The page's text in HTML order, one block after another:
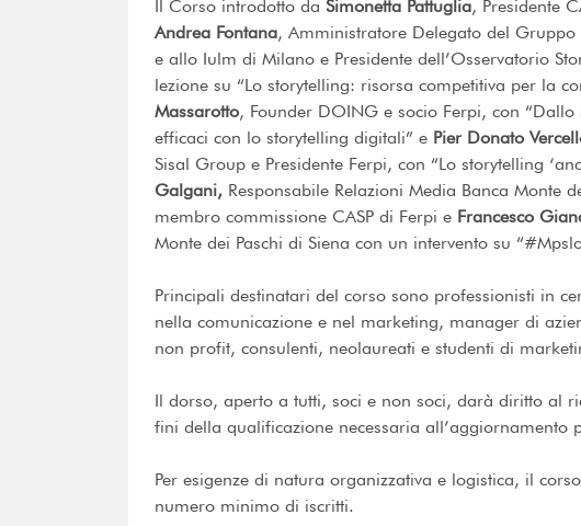
Il Corso introdotto da Simonetta Pattuglia, Presidente
Andrea Fontana, Amministratore Delegato del Gruppo
e allo Iulm di Milano e Presidente dell’Osservatorio
lezione su “Lo storytelling: risorsa competitiva per la
Massarotto, Founder DOING e socio Ferpi, con
efficaci con lo storytelling digitali” e Pier Donato
Sisal Group e Presidente Ferpi, con “Lo storytelling
Galgani, Responsabile Relazioni Media Banca Monte
membro commissione CASP di Ferpi e Francesco
Monte dei Paschi di Siena con un intervento su
Principali destinatari del corso sono professionisti in
nella comunicazione e nel marketing, manager di
non profit, consulenti, neolaureati e studenti di
Il dorso, aperto a tutti, soci e non soci, darà diritto al
fini della qualificazione necessaria all’aggiornamento
Per esigenze di natura organizzativa e logistica, il
numero minimo di iscritti.